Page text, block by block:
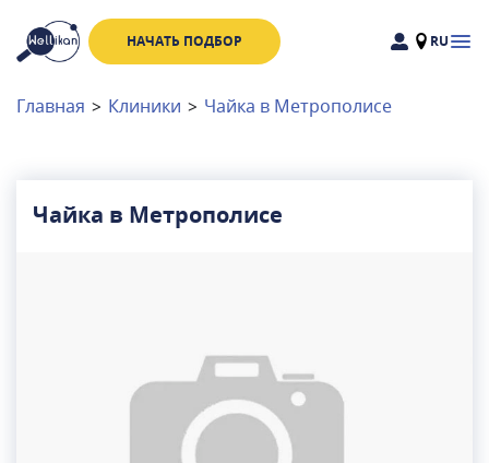
НАЧАТЬ ПОДБОР RU
Доктора
Клиники
Главная > Клиники > Чайка в Метрополисе
Чайка в Метрополисе